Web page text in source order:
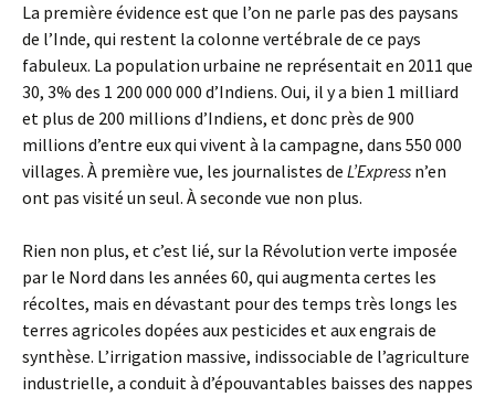
La première évidence est que l’on ne parle pas des paysans
de l’Inde, qui restent la colonne vertébrale de ce pays
fabuleux. La population urbaine ne représentait en 2011 que
30, 3% des 1 200 000 000 d’Indiens. Oui, il y a bien 1 milliard
et plus de 200 millions d’Indiens, et donc près de 900
millions d’entre eux qui vivent à la campagne, dans 550 000
villages. À première vue, les journalistes de L’Express n’en
ont pas visité un seul. À seconde vue non plus.
Rien non plus, et c’est lié, sur la Révolution verte imposée
par le Nord dans les années 60, qui augmenta certes les
récoltes, mais en dévastant pour des temps très longs les
terres agricoles dopées aux pesticides et aux engrais de
synthèse. L’irrigation massive, indissociable de l’agriculture
industrielle, a conduit à d’épouvantables baisses des nappes